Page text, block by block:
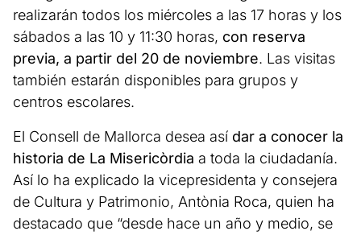
realizarán todos los miércoles a las 17 horas y los
sábados a las 10 y 11:30 horas, con reserva
previa, a partir del 20 de noviembre. Las visitas
también estarán disponibles para grupos y
centros escolares.
El Consell de Mallorca desea así dar a conocer la
historia de La Misericòrdia a toda la ciudadanía.
Así lo ha explicado la vicepresidenta y consejera
de Cultura y Patrimonio, Antònia Roca, quien ha
destacado que “desde hace un año y medio, se